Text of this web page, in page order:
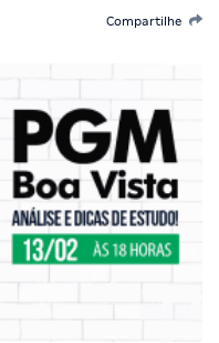
Compartilhe